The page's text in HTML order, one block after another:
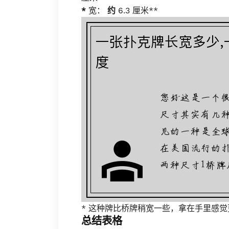
* 宽： 约 6.3 厘米**
* 这种牌比桥牌稍宽一些，拿在手里感
总结表格